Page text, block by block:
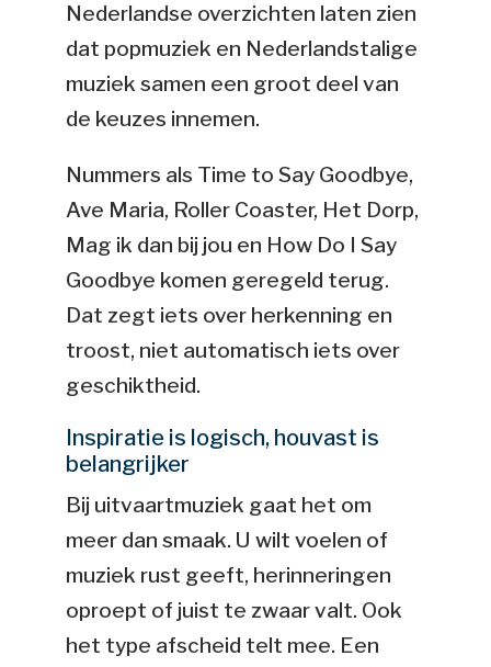
Nederlandse overzichten laten zien
dat popmuziek en Nederlandstalige
muziek samen een groot deel van
de keuzes innemen.
Nummers als Time to Say Goodbye,
Ave Maria, Roller Coaster, Het Dorp,
Mag ik dan bij jou en How Do I Say
Goodbye komen geregeld terug.
Dat zegt iets over herkenning en
troost, niet automatisch iets over
geschiktheid.
Inspiratie is logisch, houvast is
belangrijker
Bij uitvaartmuziek gaat het om
meer dan smaak. U wilt voelen of
muziek rust geeft, herinneringen
oproept of juist te zwaar valt. Ook
het type afscheid telt mee. Een